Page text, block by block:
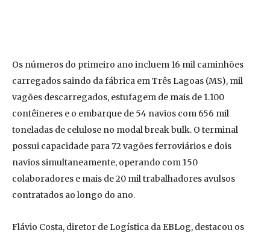
Os números do primeiro ano incluem 16 mil caminhões
carregados saindo da fábrica em Três Lagoas (MS), mil
vagões descarregados, estufagem de mais de 1.100
contêineres e o embarque de 54 navios com 656 mil
toneladas de celulose no modal break bulk. O terminal
possui capacidade para 72 vagões ferroviários e dois
navios simultaneamente, operando com 150
colaboradores e mais de 20 mil trabalhadores avulsos
contratados ao longo do ano.
Flávio Costa, diretor de Logística da EBLog, destacou os